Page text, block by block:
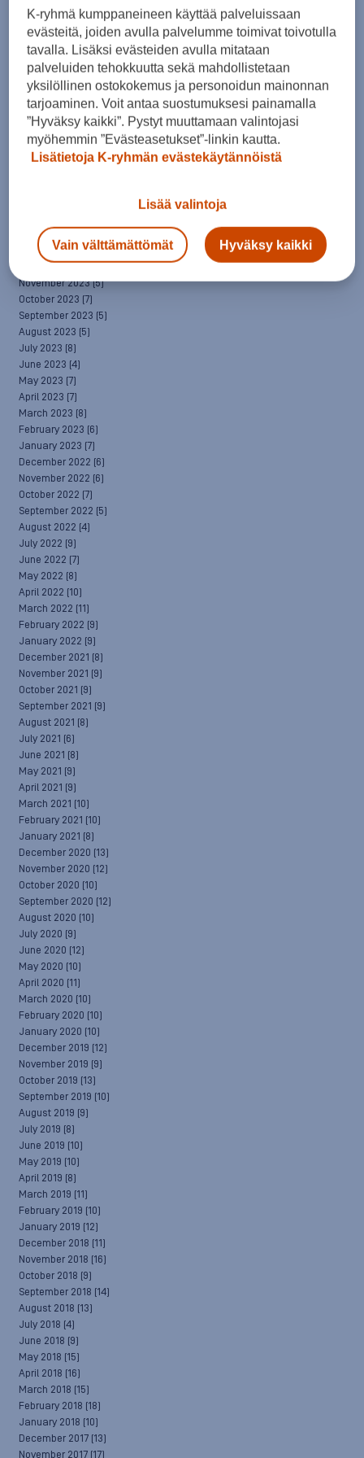
April 2025
(7)
March 2025(7)
February 2025 (6)
January 2025(8)
December 2024(6)
November 2024(10)
October 2024(8)
September 2024(4)
August 2024(6)
July 2024(5)
February 2024
January 2024 (7)
December 2023(5)
November 2023(5)
October 2023 (7)
September 2023 (5)
August 2023 (5)
July 2023 (8)
June 2023 (4)
May 2023 (7)
April 2023 (7)
March 2023 (8)
February 2023 (6)
January 2023 (7)
December 2022 (6)
November 2022 (6)
October 2022 (7)
September 2022 (5)
August 2022 (4)
July 2022 (9)
June 2022 (7)
May 2022 (8)
April 2022 (10)
March 2022 (11)
February 2022 (9)
January 2022 (9)
December 2021 (8)
November 2021 (9)
October 2021 (9)
September 2021 (9)
August 2021 (8)
July 2021 (6)
June 2021 (8)
May 2021 (9)
April 2021 (9)
March 2021 (10)
February 2021 (10)
January 2021 (8)
December 2020 (13)
November 2020 (12)
October 2020 (10)
September 2020 (12)
August 2020 (10)
July 2020 (9)
June 2020 (12)
May 2020 (10)
April 2020 (11)
March 2020 (10)
February 2020 (10)
January 2020 (10)
December 2019 (12)
November 2019 (9)
October 2019 (13)
September 2019 (10)
August 2019 (9)
July 2019 (8)
June 2019 (10)
May 2019 (10)
April 2019 (8)
March 2019 (11)
February 2019 (10)
January 2019 (12)
December 2018 (11)
November 2018 (16)
October 2018 (9)
September 2018 (14)
August 2018 (13)
July 2018 (4)
June 2018 (9)
May 2018 (15)
April 2018 (16)
March 2018 (15)
February 2018 (18)
January 2018 (10)
December 2017 (13)
November 2017 (17)
K-ryhmä kumppaneineen käyttää palveluissaan
evästeitä, joiden avulla palvelumme toimivat toivotulla
tavalla. Lisäksi evästeiden avulla mitataan
palveluiden tehokkuutta sekä mahdollistetaan
yksilöllinen ostokokemus ja personoidun mainonnan
tarjoaminen. Voit antaa suostumuksesi painamalla
”Hyväksy kaikki”. Pystyt muuttamaan valintojasi
myöhemmin ”Evästeasetukset”-linkin kautta.
Lisätietoja K-ryhmän evästekäytännöistä
Lisää valintoja
Vain välttämättömät Hyväksy kaikki